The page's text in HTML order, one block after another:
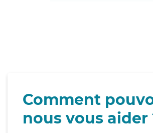
Comment
nous vous aider